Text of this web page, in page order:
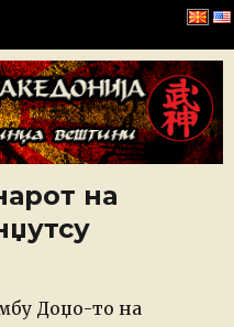
на
Доџо-то на